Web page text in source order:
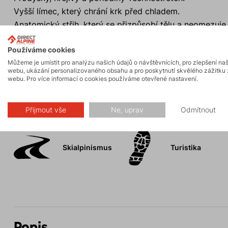
Vyšší límec, který chrání krk před chladem.
Anatomický střih, který se přizpůsobí tělu a
Důmyslný systém kapes.
Prodloužený zadní díl, který poskytuje extra krytí a
Aktivity
Skialpinismus Turistika
Používáme cookies
Můžeme je umístit pro analýzu našich údajů o návštěvnících, pro zlepšení
webu, ukázání personalizovaného obsahu a pro poskytnutí skvělého zážitku
webu. Pro více informací o cookies používáme otevřené nastavení.
Přijmout vše Ne, uprav Odmítnout